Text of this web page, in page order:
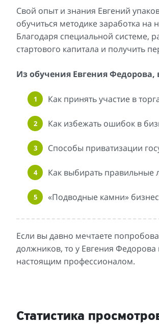
Свой опыт и знания Евгений
обучиться методике заработка
Благодаря специальной системе,
стартового капитала и получить
Из обучения Евгения Федорова,
Как принять участие в
Как избежать ошибок в
Способы приватизации
Как выбирать правильные
«Подводные камни»
Если вы давно мечтаете
должников, то у Евгения Федорова
настоящим профессионалом.
Статистика